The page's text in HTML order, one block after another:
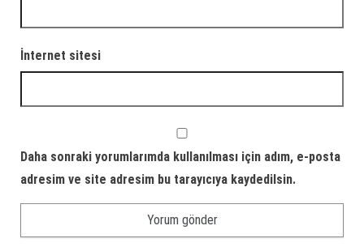
İnternet sitesi
Daha sonraki yorumlarımda kullanılması için adım, e-posta
adresim ve site adresim bu tarayıcıya kaydedilsin.